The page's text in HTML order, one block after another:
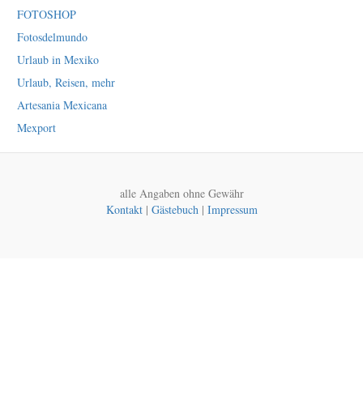
FOTOSHOP
Fotosdelmundo
Urlaub in Mexiko
Urlaub, Reisen, mehr
Artesania Mexicana
Mexport
alle Angaben ohne Gewähr
Kontakt| Gästebuch| Impressum